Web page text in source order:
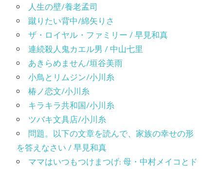
人生の壁/養老孟司
蹴りたい背中/綿矢りさ
ザ・ロイヤル・ファミリー / 早見和真
連続殺人鬼カエル男 / 中山七里
あきらめません/垣谷美雨
小鳥とリムジン/小川糸
椿ノ恋文/小川糸
キラキラ共和国/小川糸
ツバキ文具店/小川糸
問題。以下の文章を読んで、家族の幸せの形
を答えなさい / 早見和真
ママはいつもつけまつげ: 母・中村メイコとド